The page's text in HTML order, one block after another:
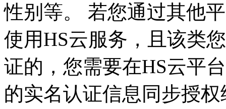
性别等。 若您通过其他
使用HS云服务，且该类
证的，您需要在HS云平
的实名认证信息同步授